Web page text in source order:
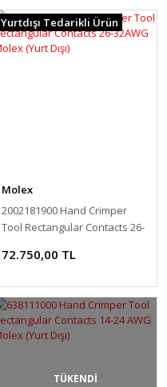
Yurtdışı Tedarikli Ürün
Molex
2002181900 Hand Crimper
Tool Rectangular Contacts 26-
72.750,00 TL
TÜKENDİ